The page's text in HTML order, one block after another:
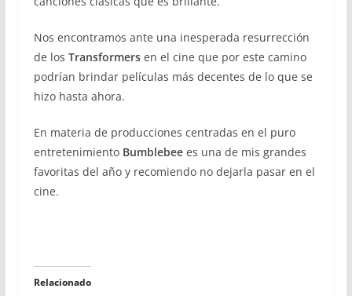
Nos encontramos ante una inesperada resurrección
de los Transformersen el cine que por este camino
podrían brindar películas más decentes de lo que se
hizo hasta ahora.
En materia de producciones centradas en el puro
entretenimiento Bumblebeees una de mis grandes
favoritas del año y recomiendo no dejarla pasar en el
cine.
Relacionado